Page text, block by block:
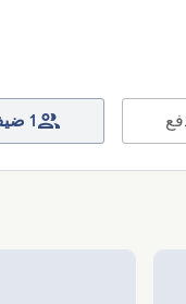
1 ضيف